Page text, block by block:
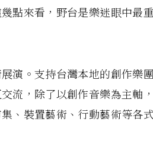
點來看，野台是樂迷眼中最
演。支持台灣本地的創作樂團
流，除了以創作音樂為主軸
、裝置藝術、行動藝術等各